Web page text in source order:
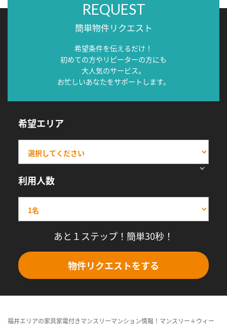
REQUEST
簡単物件リクエスト
希望条件を伝えるだけ！
初めての方やリピーターの方にも
大人気のサービス。
お忙しいあなたをサポートします。
希望エリア
利用人数
あと１ステップ！簡単30秒！
物件リクエストをする
福井エリアの家具家電付きマンスリーマンション情報！マンスリー＋ウィー